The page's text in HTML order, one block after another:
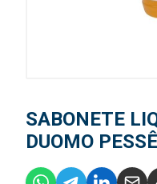
SABONETE
DUOMO